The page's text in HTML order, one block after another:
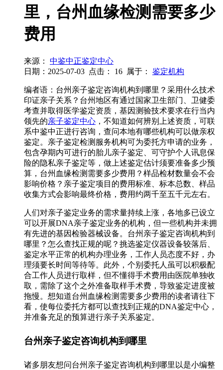
里，台州血缘检测需要多少
费用
来源：
中鉴中正鉴定中心
日期：2025-07-03 点击： 16 属于： 鉴定机构
编者语：台州亲子鉴定咨询机构到哪里？采用什么技术
印证亲子关系？台州地区有通过国家卫生部门、卫健委
考查并取得医学鉴定资质，基因测验技术要求在行当内
领先的亲子鉴定中心 ，不知道如何辨别上述资质，可联
系中鉴中正进行咨询，查问本地有哪些机构可以做亲权
鉴定。亲子鉴定检测服务机构可为委托方申请的业务，
包含孕期内可进行的胎儿亲子鉴定、可守护个人讯息保
险的隐私亲子鉴定等，做上述鉴定估计须要准备多少预
算，台州血缘检测需要多少费用？样品检材数量会不会
影响价格？亲子鉴定项目的费用标准、标本总数、样品
收集方式会影响最终价格，费用约两千至五千元左右。
人们对亲子鉴定业务的需求量持续上涨，各地多已设立
可以开展DNA亲子鉴定业务的机构，但一些机构并未拥
有先进的基因检验器械设备。台州亲子鉴定咨询机构到
哪里？怎么查找正规的呢？挑选鉴定仪器设备较落后、
鉴定水平正常的机构办理业务，工作人员态度不好，办
理须要长时间等待等。此外，个别委托人虽可以积极配
合工作人员进行取样，但不懂得手术费用由医院单独收
取，需除了这个之外准备取样手术费，导致鉴定进度被
拖慢。想知道台州血缘检测需要多少费用的读者请往下
看，使每位委托方都可以查找到正规的DNA鉴定中心，
并准备充足的预算进行亲子关系鉴定。
台州亲子鉴定咨询机构到哪里
诸多朋友想问台州亲子鉴定咨询机构到哪里以是小编整